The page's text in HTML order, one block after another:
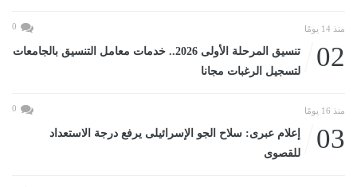
منذ 14 يومًا 0
02
تنسيق المرحلة الأولى 2026.. خدمات معامل التنسيق بالجامعات
لتسجيل الرغبات مجانا
منذ 16 يومًا 0
03
إعلام عبرى: سلاح الجو الإسرائيلى يرفع درجة الاستعداد
للقصوى